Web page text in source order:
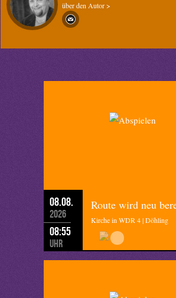
über den Autor >
08.08.
2026
08:55
Uhr
Route wird neu
Kirche in WDR 4 | Döhling